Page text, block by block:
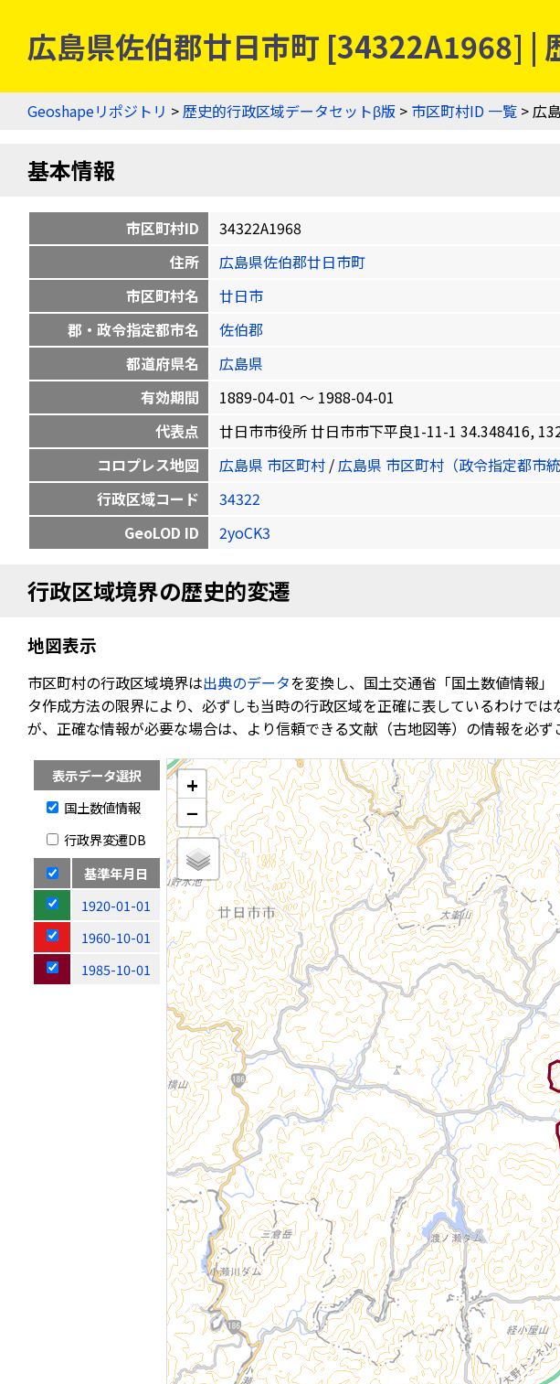
広島県佐伯郡廿日市町 [34322A1968] |
Geoshapeリポジトリ >歴史的行政区域データセットβ版 > 市区町村ID 一覧 > 広
基本情報
市区町村ID
34322A1968
住所
広島県佐伯郡廿日市町
市区町村名
廿日市
郡・政令指定都市名
佐伯郡
都道府県名
広島県
有効期間
1889-04-01 〜 1988-04-01
代表点
廿日市市役所 廿日市市下平良1-11-1 34.348416,
コロプレス地図
広島県 市区町村 /広島県 市区町村（政令指定都市統
行政区域コード
34322
GeoLOD ID
2yoCK3
行政区域境界の歴史的変遷
地図表示
市区町村の行政区域境界は出典のデータを変換し、国土交通省「国土数値情報
タ作成方法の限界により、必ずしも当時の行政区域を正確に表しているわけで
が、正確な情報が必要な場合は、より信頼できる文献（古地図等）の情報を必ず
表示データ選択
国土数値情報
行政界変遷DB
基準年月日
1920-01-01
1960-10-01
1985-10-01
+
−